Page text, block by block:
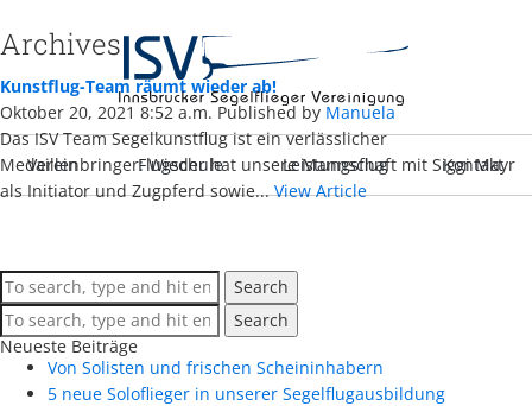
Verein Flugschule Leistungsflug Kontakt
Archives
Kunstflug-Team räumt wieder ab!
Oktober 20, 2021 8:52 a.m. Published by Manuela
Das ISV Team Segelkunstflug ist ein verlässlicher
Medaillenbringer: Wieder hat unsere Mannschaft mit Siggi Mayr
als Initiator und Zugpferd sowie...View Article
Search
Search
Neueste Beiträge
Von Solisten und frischen Scheininhabern
5 neue Soloflieger in unserer Segelflugausbildung